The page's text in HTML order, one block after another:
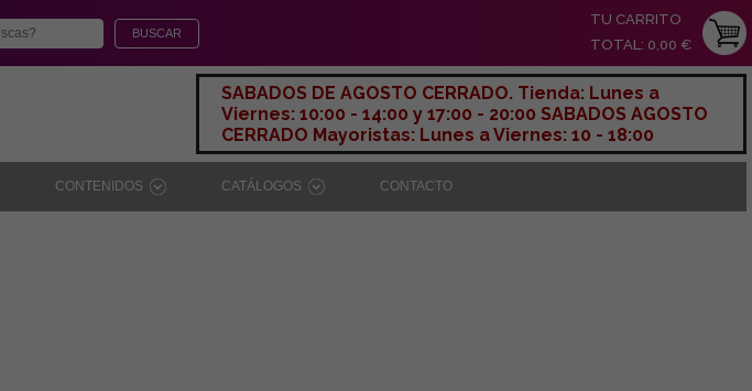
TU CARRITO
TOTAL: 0,00 €
SABADOS DE AGOSTO CERRADO. Tienda: Lunes a
Viernes: 10:00 - 14:00 y 17:00 - 20:00 SABADOS AGOSTO
CERRADO Mayoristas: Lunes a Viernes: 10 - 18:00
CONTENIDOS CATÁLOGOS CONTACTO